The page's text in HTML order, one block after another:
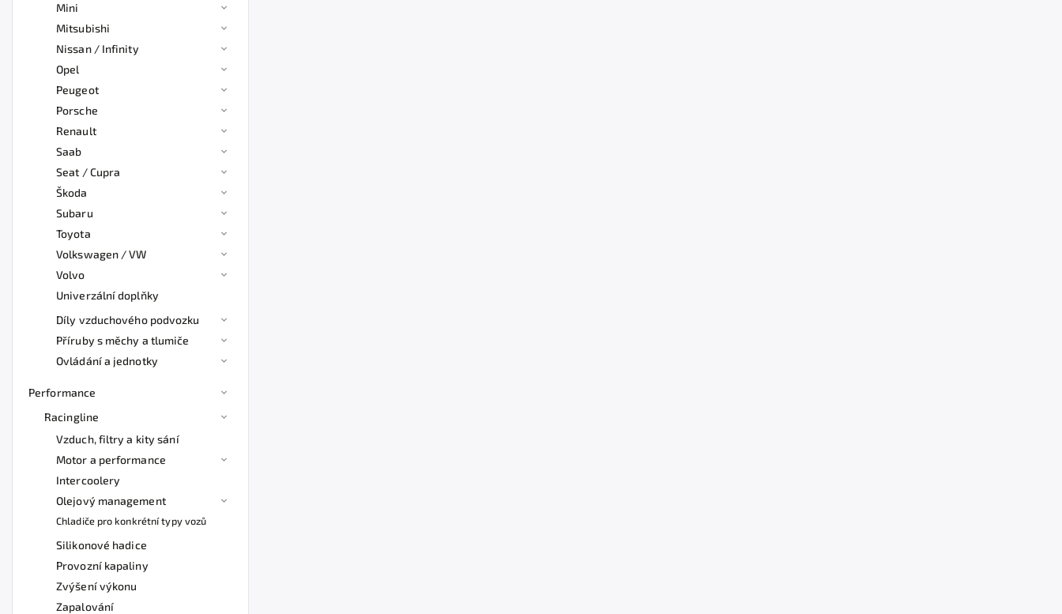
Mini
Mitsubishi
Nissan / Infinity
Opel
Peugeot
Porsche
Renault
Saab
Seat / Cupra
Škoda
Subaru
Toyota
Volkswagen / VW
Volvo
Univerzální doplňky
Díly vzduchového podvozku
Příruby s měchy a tlumiče
Ovládání a jednotky
Performance
Racingline
Vzduch, filtry a kity sání
Motor a performance
Intercoolery
Olejový management
Chladiče pro konkrétní typy vozů
Silikonové hadice
Provozní kapaliny
Zvýšení výkonu
Zapalování